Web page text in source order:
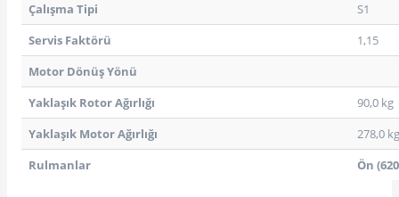
Çalışma Tipi
S1
Servis Faktörü
1,15
Motor Dönüş Yönü
Yaklaşık Rotor Ağırlığı
90,0 kg
Yaklaşık Motor Ağırlığı
278,0 kg
Rulmanlar
Ön